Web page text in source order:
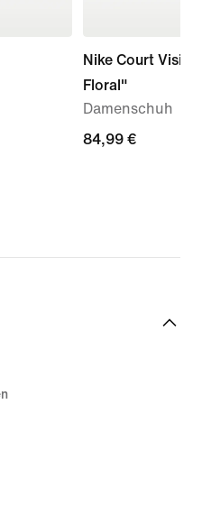
Nike Court
Floral"
Damenschuh
84,99 €
84,99 €